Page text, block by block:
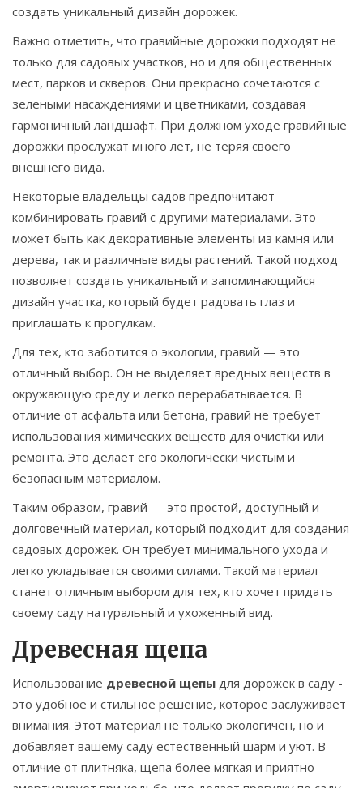
создать уникальный дизайн дорожек.
Важно отметить, что гравийные дорожки подходят не
только для садовых участков, но и для общественных
мест, парков и скверов. Они прекрасно сочетаются с
зелеными насаждениями и цветниками, создавая
гармоничный ландшафт. При должном уходе гравийные
дорожки прослужат много лет, не теряя своего
внешнего вида.
Некоторые владельцы садов предпочитают
комбинировать гравий с другими материалами. Это
может быть как декоративные элементы из камня или
дерева, так и различные виды растений. Такой подход
позволяет создать уникальный и запоминающийся
дизайн участка, который будет радовать глаз и
приглашать к прогулкам.
Для тех, кто заботится о экологии, гравий — это
отличный выбор. Он не выделяет вредных веществ в
окружающую среду и легко перерабатывается. В
отличие от асфальта или бетона, гравий не требует
использования химических веществ для очистки или
ремонта. Это делает его экологически чистым и
безопасным материалом.
Таким образом, гравий — это простой, доступный и
долговечный материал, который подходит для создания
садовых дорожек. Он требует минимального ухода и
легко укладывается своими силами. Такой материал
станет отличным выбором для тех, кто хочет придать
своему саду натуральный и ухоженный вид.
Древесная щепа
Использование древесной щепы для дорожек в саду -
это удобное и стильное решение, которое заслуживает
внимания. Этот материал не только экологичен, но и
добавляет вашему саду естественный шарм и уют. В
отличие от плитняка, щепа более мягкая и приятно